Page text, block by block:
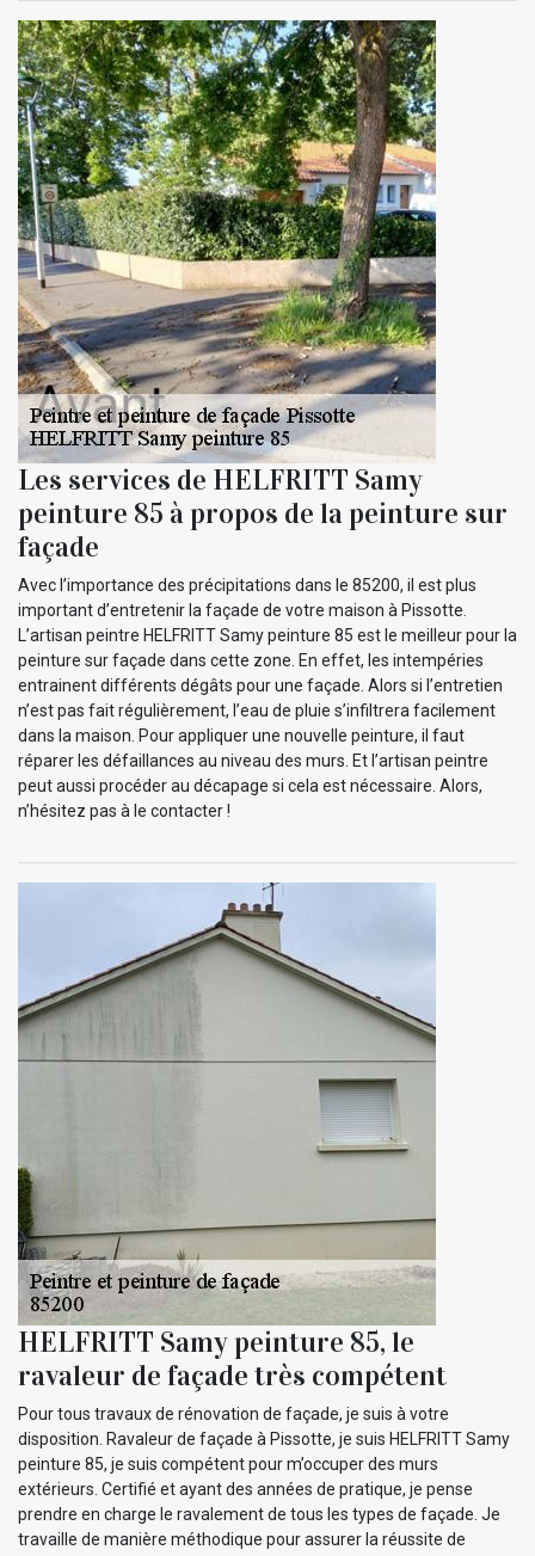
Les services de HELFRITT Samy
peinture 85 à propos de la peinture sur
façade
Avec l’importance des précipitations dans le 85200, il est plus
important d’entretenir la façade de votre maison à Pissotte.
L’artisan peintre HELFRITT Samy peinture 85 est le meilleur pour la
peinture sur façade dans cette zone. En effet, les intempéries
entrainent différents dégâts pour une façade. Alors si l’entretien
n’est pas fait régulièrement, l’eau de pluie s’infiltrera facilement
dans la maison. Pour appliquer une nouvelle peinture, il faut
réparer les défaillances au niveau des murs. Et l’artisan peintre
peut aussi procéder au décapage si cela est nécessaire. Alors,
n’hésitez pas à le contacter !
HELFRITT Samy peinture 85, le
ravaleur de façade très compétent
Pour tous travaux de rénovation de façade, je suis à votre
disposition. Ravaleur de façade à Pissotte, je suis HELFRITT Samy
peinture 85, je suis compétent pour m’occuper des murs
extérieurs. Certifié et ayant des années de pratique, je pense
prendre en charge le ravalement de tous les types de façade. Je
travaille de manière méthodique pour assurer la réussite de